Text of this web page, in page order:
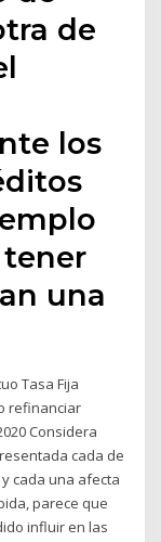
de
los
tener
una
Tasa Fija
refinanciar
Considera
cada de
cada una afecta
parece que
influir en las